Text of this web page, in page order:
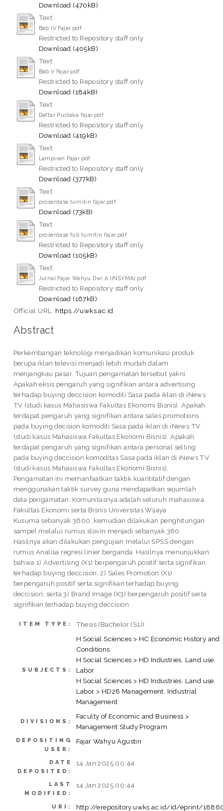
Download (470kB)
Text
Bab IV Fajar.pdf
Restricted to Repository staff only
Download (405kB)
Text
Bab V Fajar.pdf
Restricted to Repository staff only
Download (184kB)
Text
Daftar Pustaka fajar.pdf
Restricted to Repository staff only
Download (419kB)
Text
Lampiran Fajar.pdf
Restricted to Repository staff only
Download (377kB)
Text
prosentase turnitin fajar.pdf
Download (73kB)
Text
prosentase full turnitin fajar.pdf
Restricted to Repository staff only
Download (105kB)
Text
Jurnal Fajar Wahyu Dwi A (INSYMA).pdf
Restricted to Repository staff only
Download (167kB)
Official URL: https://uwks.ac.id
Abstract
Perkembangan teknologi menjadikan komunikasi produk
berupa iklan televisi menjadi lebih mudah dalam
menjangkau pasar. Tujuan pengamatan tersebut yakni
Apakah eksis pengaruh yang signifikan antara advertising
terhadap buying deccision komoditi Sasa pada iklan di iNews
TV (studi kasus Mahasiswa Fakultas Ekonomi Bisnis). Apakah
terdapat pengaruh yang signifikan antara sales promotions
pada buying decision komoditi Sasa pada iklan di iNews TV
(studi kasus Mahasiswa Fakultas Ekonomi Bisnis). Apakah
terdapat pengaruh yang signifikan antara personal selling
pada buying deccision komoditas Sasa pada iklan di iNews TV
(studi kasus Mahasiswa Fakultas Ekonomi Bisnis).
Pengamatan ini memanfaatkan taktik kuantitatif dengan
menggunakan taktik survey guna mendapatkan sejumlah
data pengamatan. Komunitasnya adalah seluruh mahasiswa
Fakultas Ekonomi serta Bisnis Universitas Wijaya
Kusuma.sebanyak 3600, kemudian dilakukan penghitungan
sampel melalui rumus slovin menjadi sebanyak 360.
Hasilnya akan dilakukan pengujian melalui SPSS dengan
rumus Analisa regresi linier berganda. Hasilnya menunjukkan
bahwa 1) Advertising (X1) berpengaruh positif serta signifikan
terhadap buying deccision, 2) Sales Promotion (X1)
berpengaruh positif serta signifikan terhadap buying
deccision, serta 3) Brand Image (X3) berpengaruh positif serta
signifikan terhadap buying deccision
ITEM TYPE: Thesis (Bachelor (S1))
SUBJECTS:
H Social Sciences > HC Economic History and
Conditions
H Social Sciences > HD Industries. Land use.
Labor
H Social Sciences > HD Industries. Land use.
Labor > HD28 Management. Industrial
Management
DIVISIONS:
Faculty of Economic and Business >
Management Study Program
DEPOSITING
USER:
Fajar Wahyu Agustin
DATE
DEPOSITED:
14 Jan 2025 00:44
LAST
MODIFIED:
14 Jan 2025 00:44
URI: http://erepository.uwks.ac.id/id/eprint/